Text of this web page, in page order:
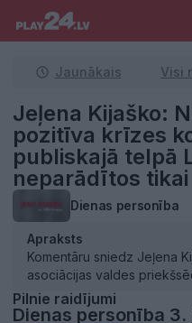
Jaunākais Visi
Jeļena Kijaško:
pozitīva krīzes
publiskajā telpā
neparādītos
Dienas personība
Apraksts
Komentāru sniedz Jeļena
asociācijas valdes
Pilnie raidījumi
Dienas personība